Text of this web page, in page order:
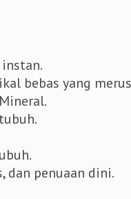
bebas yang
dan penuaan dini.